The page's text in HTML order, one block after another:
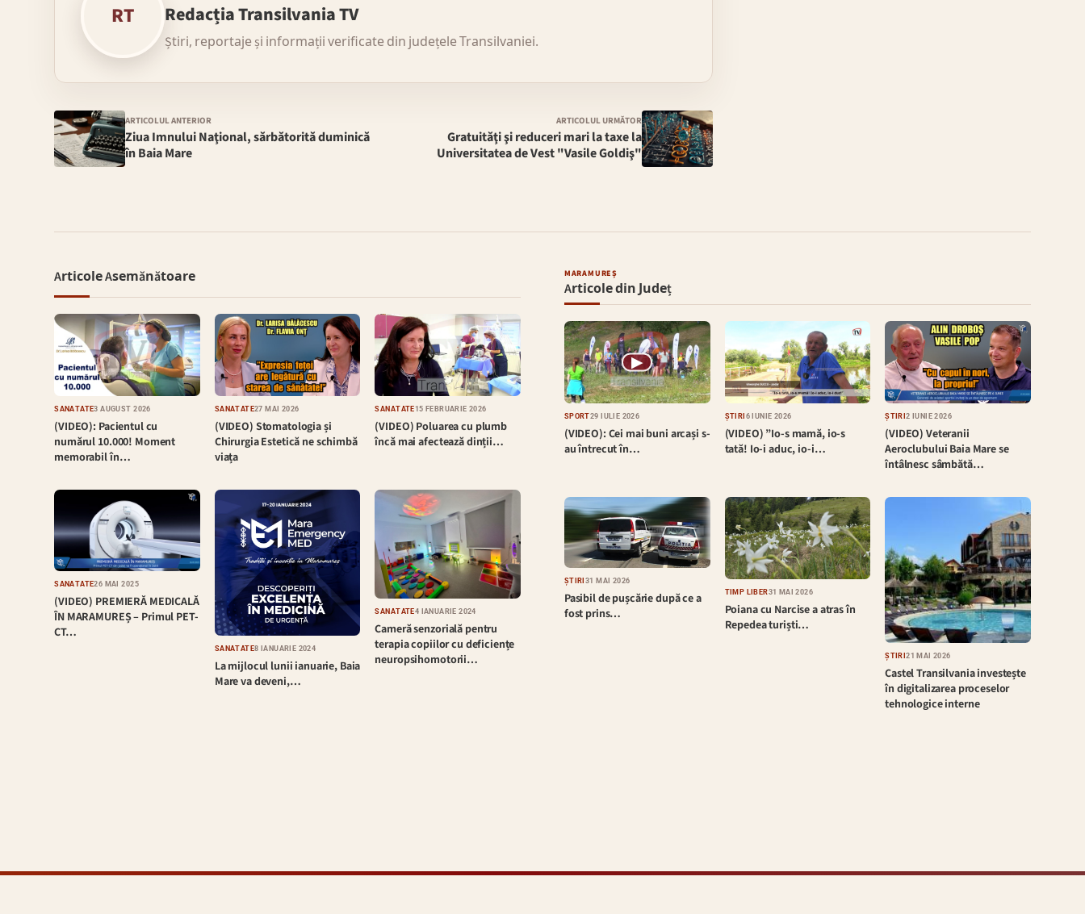
RT Redacția Transilvania TV
Știri, reportaje și informații verificate din județele Transilvaniei.
ARTICOLUL ANTERIOR
Ziua Imnului Naţional, sărbătorită duminică
în Baia Mare
ARTICOLUL URMĂTOR
Gratuităţi şi reduceri mari la taxe la
Universitatea de Vest "Vasile Goldiş"
Articole Asemănătoare
SĂNĂTATE3 AUGUST 2026
(VIDEO): Pacientul cu
numărul 10.000! Moment
memorabil în…
SĂNĂTATE27 MAI 2026
(VIDEO) Stomatologia și
Chirurgia Estetică ne schimbă
viața
SĂNĂTATE15 FEBRUARIE 2026
(VIDEO) Poluarea cu plumb
încă mai afectează dinții…
SĂNĂTATE26 MAI 2025
(VIDEO) PREMIERĂ MEDICALĂ
ÎN MARAMUREȘ – Primul PET-
CT…
SĂNĂTATE8 IANUARIE 2024
La mijlocul lunii ianuarie, Baia
Mare va deveni,…
SĂNĂTATE4 IANUARIE 2024
Cameră senzorială pentru
terapia copiilor cu deficiențe
neuropsihomotorii…
MARAMUREȘ
Articole din Județ
▶
SPORT29 IULIE 2026
(VIDEO): Cei mai buni arcași s-
au întrecut în…
ȘTIRI 6 IUNIE 2026
(VIDEO) ”Io-s mamă, io-s
tată! Io-i aduc, io-i…
ȘTIRI2 IUNIE 2026
(VIDEO) Veteranii
Aeroclubului Baia Mare se
întâlnesc sâmbătă…
ȘTIRI 31 MAI 2026
Pasibil de pușcărie după ce a
fost prins…
TIMP LIBER31 MAI 2026
Poiana cu Narcise a atras în
Repedea turiști…
ȘTIRI21 MAI 2026
Castel Transilvania investește
în digitalizarea proceselor
tehnologice interne